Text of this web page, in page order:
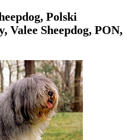
Polski
Valee Sheepdog, PON,